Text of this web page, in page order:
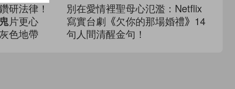
研法律！
片更心
色地帶
別在愛情裡聖母心氾濫：Netflix
寫實台劇《欠你的那場婚禮》14
句人間清醒金句！